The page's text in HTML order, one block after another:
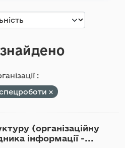
:
(організаційну
інформації -...